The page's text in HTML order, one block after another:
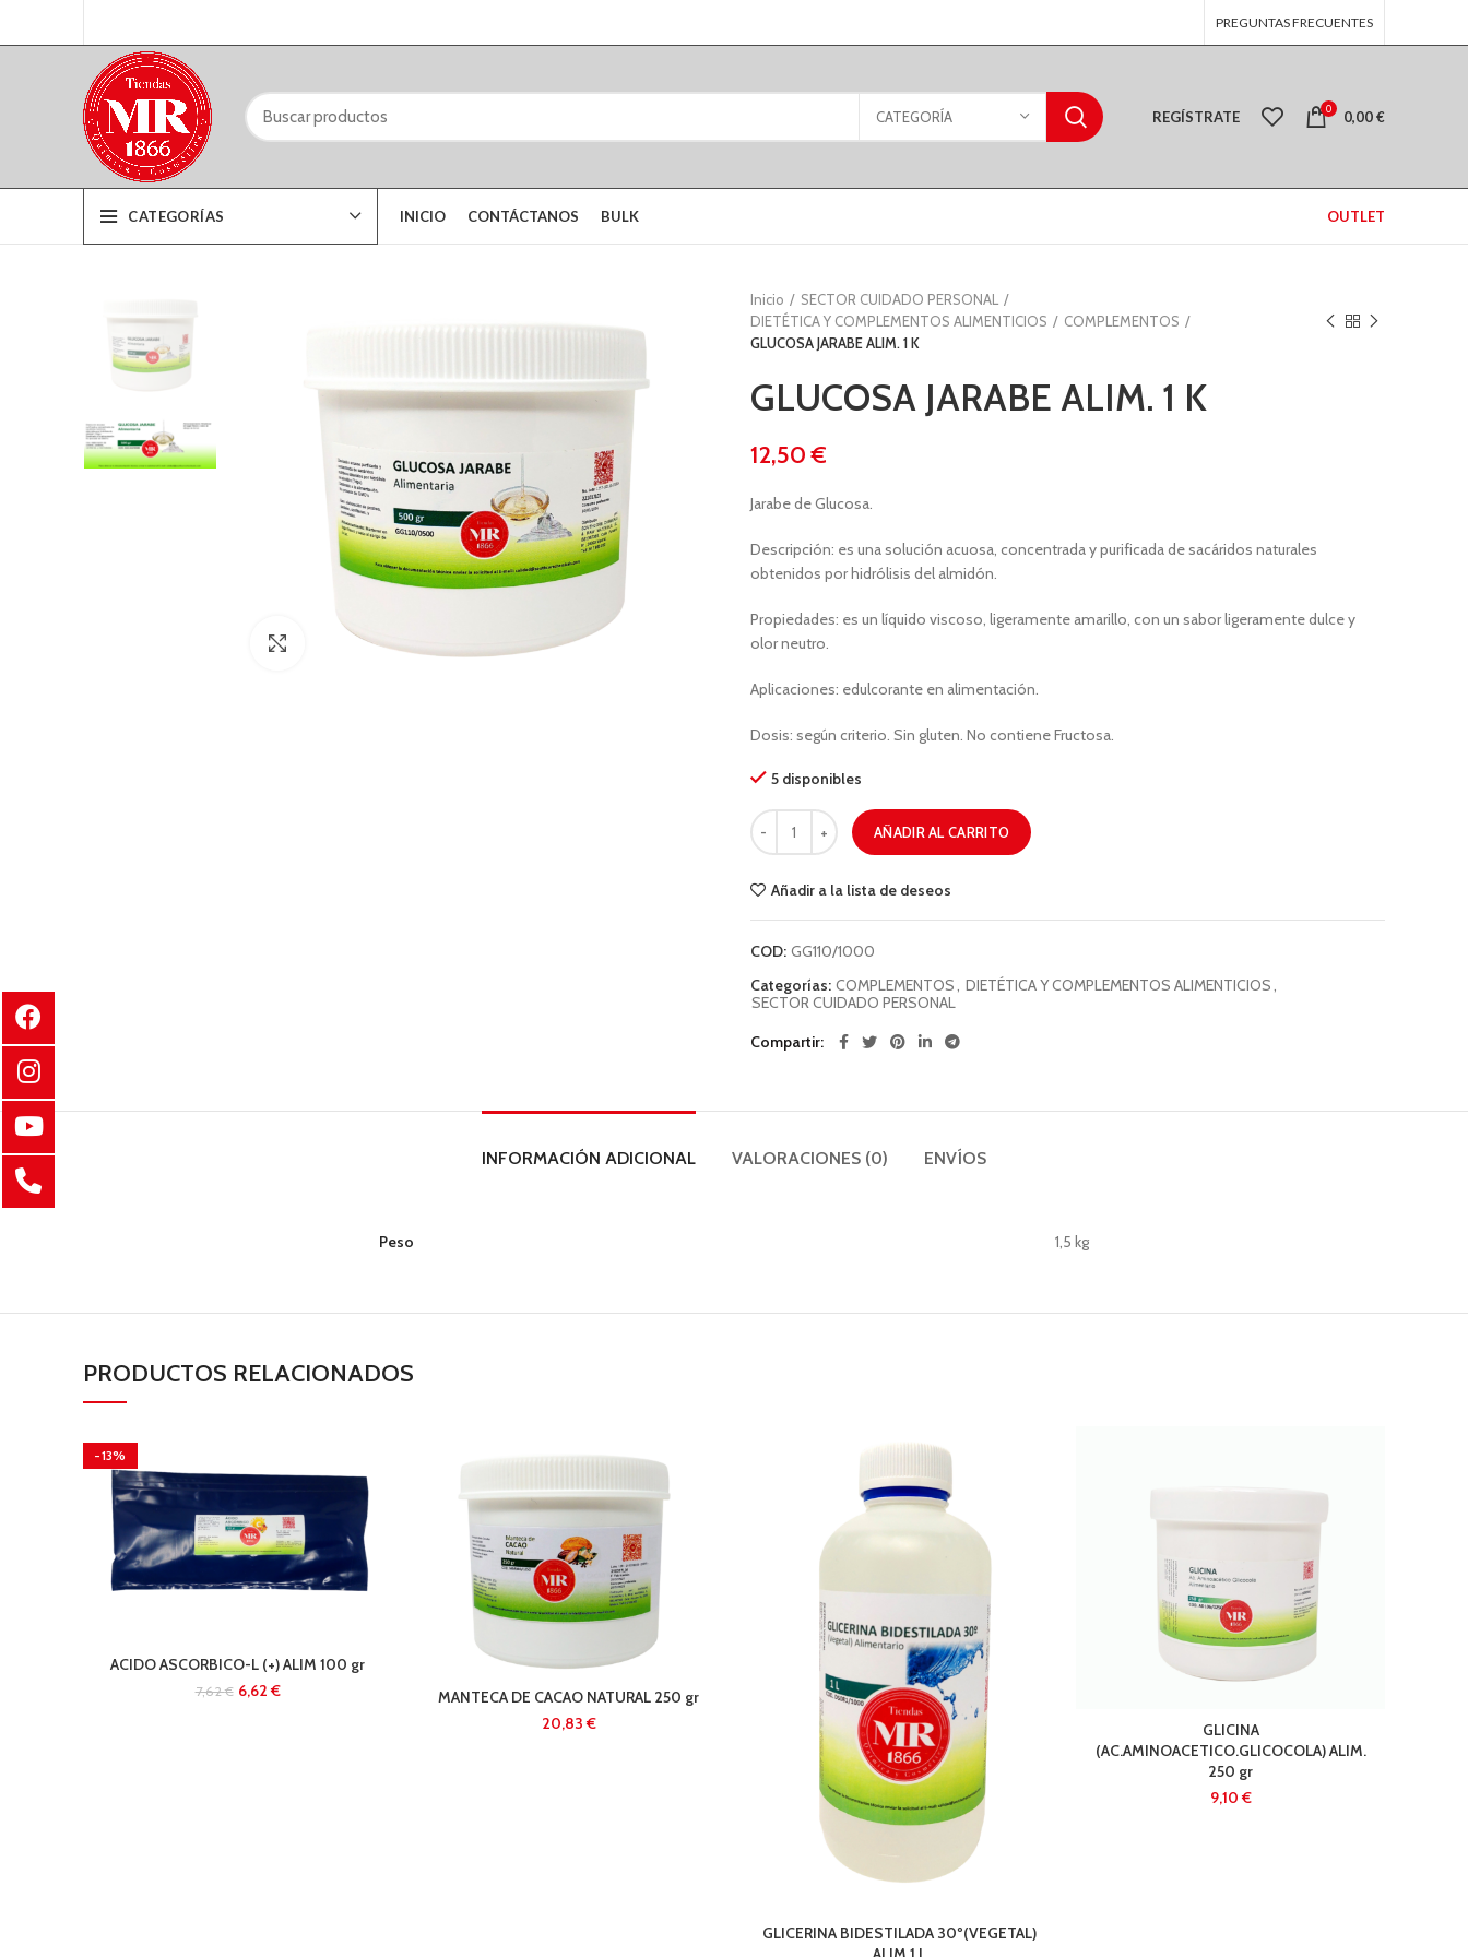
PREGUNTAS FRECUENTES
CATEGORÍA REGÍSTRATE 0 0,00€
CATEGORÍAS INICIO CONTÁCTANOS BULK OUTLET
Clic para ampliar
Inicio
SECTOR CUIDADO PERSONAL
DIETÉTICA Y COMPLEMENTOS ALIMENTICIOS
COMPLEMENTOS
GLUCOSA JARABE ALIM. 1 K
GLUCOSA JARABE ALIM. 1 K
€
Jarabe de Glucosa.
Descripción: es una solución acuosa, concentrada y purificada de sacáridos naturales
obtenidos por hidrólisis del almidón.
Propiedades: es un líquido viscoso, ligeramente amarillo, con un sabor ligeramente dulce y
olor neutro.
Aplicaciones: edulcorante en alimentación.
Dosis: según criterio. Sin gluten. No contiene Fructosa.
5 disponibles
AÑADIR AL CARRITO
Añadir a la lista de deseos
COD: GG110/1000
Categorías: COMPLEMENTOS, DIETÉTICA Y COMPLEMENTOS ALIMENTICIOS,
SECTOR CUIDADO PERSONAL
Compartir
INFORMACIÓN ADICIONAL VALORACIONES (0) ENVÍOS
Peso 1,5 kg
PRODUCTOS RELACIONADOS
-13%
ACIDO ASCORBICO-L (+) ALIM 100 gr
7,62€ 6,62€
MANTECA DE CACAO NATURAL 250 gr
€
GLICERINA BIDESTILADA 30º(VEGETAL)
GLICINA
(AC.AMINOACETICO.GLICOCOLA) ALIM.
250 gr
€